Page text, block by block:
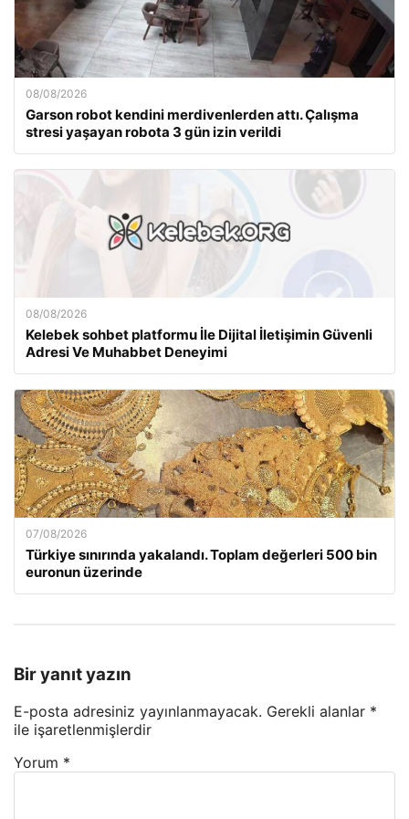
08/08/2026
Garson robot kendini merdivenlerden attı. Çalışma
stresi yaşayan robota 3 gün izin verildi
08/08/2026
Kelebek sohbet platformu İle Dijital İletişimin Güvenli
Adresi Ve Muhabbet Deneyimi
07/08/2026
Türkiye sınırında yakalandı. Toplam değerleri 500 bin
euronun üzerinde
Bir yanıt yazın
E-posta adresiniz yayınlanmayacak. Gerekli alanlar *
ile işaretlenmişlerdir
Yorum *